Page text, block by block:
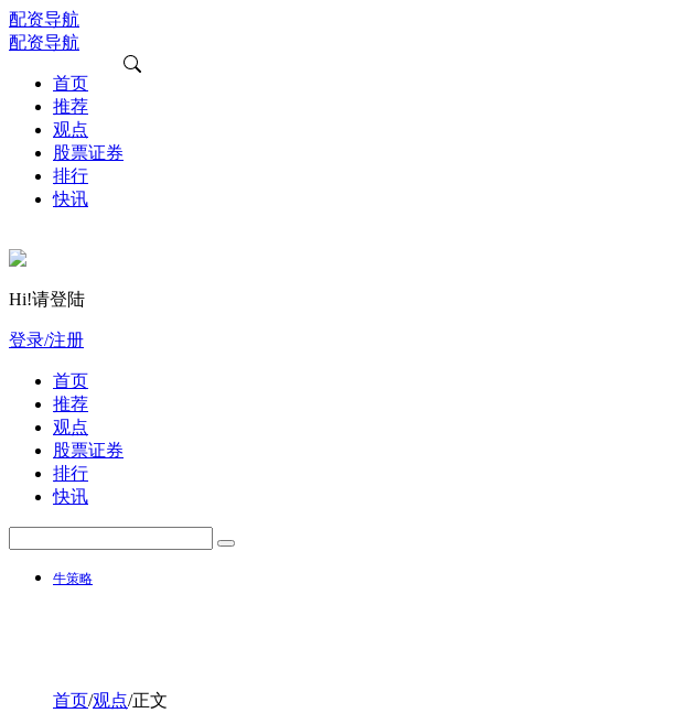
配资导航
配资导航
首页
推荐
观点
股票证券
排行
快讯
Hi!请登陆
登录/注册
首页
推荐
观点
股票证券
排行
快讯
牛策略
首页/观点/正文